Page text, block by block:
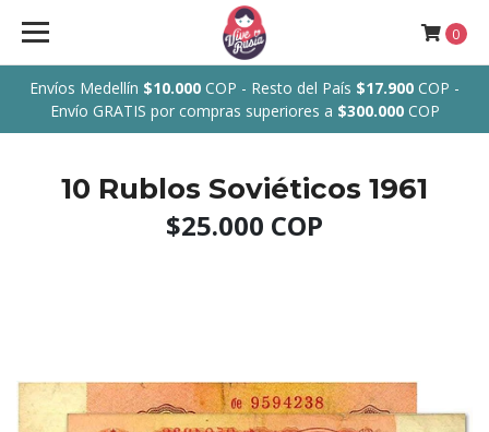
Envíos Medellín $10.000 COP - Resto del País $17.900 COP -
Envío GRATIS por compras superiores a $300.000COP
0
10 Rublos Soviéticos 1961
$25.000 COP